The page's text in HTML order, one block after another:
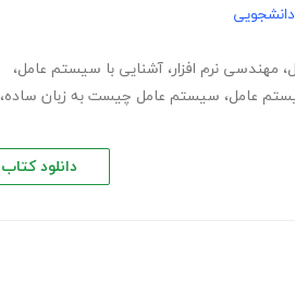
، مهندسی نرم افزار، آشنایی با سیستم عامل،
عامل، سیستم عامل چیست به زبان ساده،
دانلود کتاب